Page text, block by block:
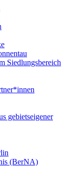
Siedlungsbereich
gebietseigener
(BerNA)